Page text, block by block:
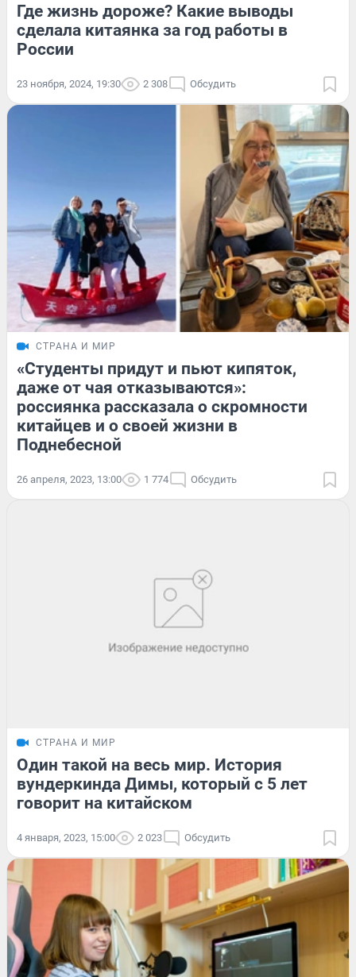
Где жизнь дороже? Какие выводы
сделала китаянка за год работы в
России
23 ноября, 2024, 19:30 2 308 Обсудить
СТРАНА И МИР
«Студенты придут и пьют кипяток,
даже от чая отказываются»:
россиянка рассказала о скромности
китайцев и о своей жизни в
Поднебесной
26 апреля, 2023, 13:00 1 774 Обсудить
СТРАНА И МИР
Один такой на весь мир. История
вундеркинда Димы, который с 5 лет
говорит на китайском
4 января, 2023, 15:00 2 023 Обсудить